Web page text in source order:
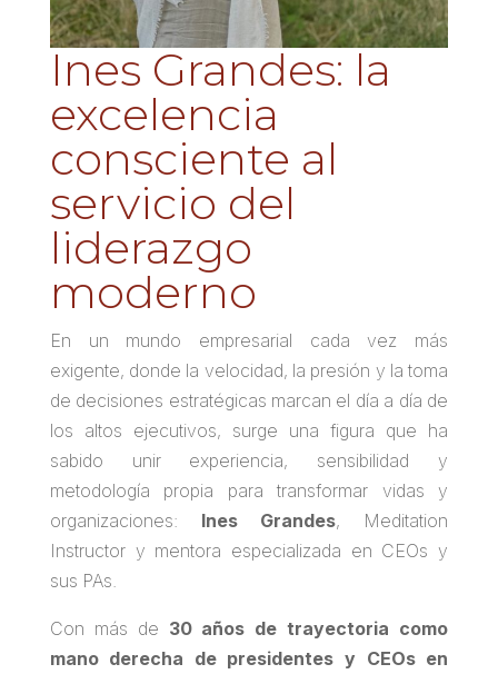
Ines Grandes: la
excelencia
consciente al
servicio del
liderazgo
moderno
En un mundo empresarial cada vez más
exigente, donde la velocidad, la presión y la toma
de decisiones estratégicas marcan el día a día de
los altos ejecutivos, surge una figura que ha
sabido unir experiencia, sensibilidad y
metodología propia para transformar vidas y
organizaciones: Ines Grandes, Meditation
Instructory mentora especializada en CEOs y
sus PAs.
Con más de 30 años de trayectoria como
mano derecha de presidentes y CEOs en